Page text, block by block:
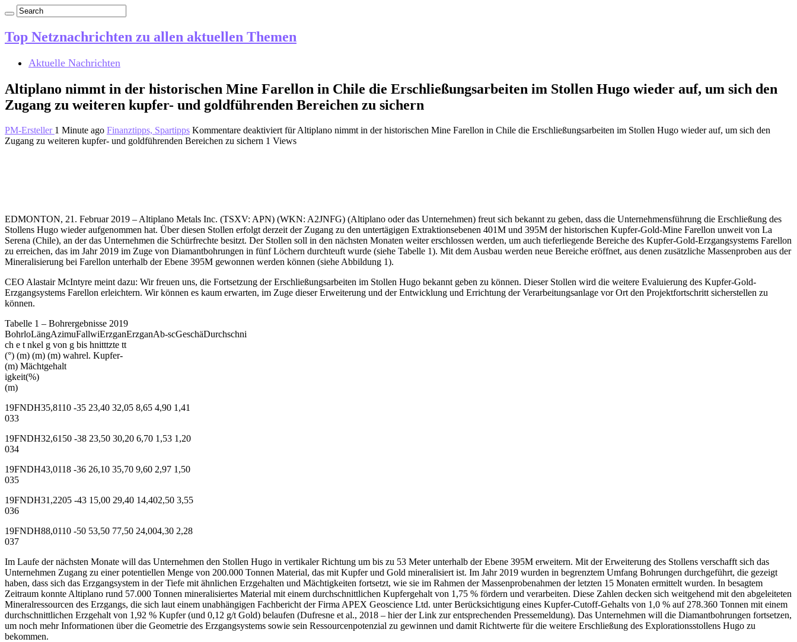
Top Netznachrichten zu allen aktuellen Themen
Aktuelle Nachrichten
Altiplano nimmt in der historischen Mine Farellon in Chile die Erschließungsarbeiten im Stollen Hugo wieder auf, um sich den
Zugang zu weiteren kupfer- und goldführenden Bereichen zu sichern
PM-Ersteller 1 Minute ago Finanztipps, Spartipps Kommentare deaktiviert für Altiplano nimmt in der historischen Mine Farellon in Chile die Erschließungsarbeiten im Stollen Hugo wieder auf, um sich den
Zugang zu weiteren kupfer- und goldführenden Bereichen zu sichern 1 Views
EDMONTON, 21. Februar 2019 – Altiplano Metals Inc. (TSXV: APN) (WKN: A2JNFG) (Altiplano oder das Unternehmen) freut sich bekannt zu geben, dass die Unternehmensführung die Erschließung des
Stollens Hugo wieder aufgenommen hat. Über diesen Stollen erfolgt derzeit der Zugang zu den untertägigen Extraktionsebenen 401M und 395M der historischen Kupfer-Gold-Mine Farellon unweit von La
Serena (Chile), an der das Unternehmen die Schürfrechte besitzt. Der Stollen soll in den nächsten Monaten weiter erschlossen werden, um auch tieferliegende Bereiche des Kupfer-Gold-Erzgangsystems Farellon
zu erreichen, das im Jahr 2019 im Zuge von Diamantbohrungen in fünf Löchern durchteuft wurde (siehe Tabelle 1). Mit dem Ausbau werden neue Bereiche eröffnet, aus denen zusätzliche Massenproben aus der
Mineralisierung bei Farellon unterhalb der Ebene 395M gewonnen werden können (siehe Abbildung 1).
CEO Alastair McIntyre meint dazu: Wir freuen uns, die Fortsetzung der Erschließungsarbeiten im Stollen Hugo bekannt geben zu können. Dieser Stollen wird die weitere Evaluierung des Kupfer-Gold-
Erzgangsystems Farellon erleichtern. Wir können es kaum erwarten, im Zuge dieser Erweiterung und der Entwicklung und Errichtung der Verarbeitungsanlage vor Ort den Projektfortschritt sicherstellen zu
können.
Tabelle 1 – Bohrergebnisse 2019
BohrloLängAzimuFallwiErzganErzganAb-scGeschäDurchschni
ch e t nkel g von g bis hnitttzte tt
(°) (m) (m) (m) wahrel. Kupfer-
(m) Mächtgehalt
igkeit(%)
(m)
19FNDH35,8110 -35 23,40 32,05 8,65 4,90 1,41
033
19FNDH32,6150 -38 23,50 30,20 6,70 1,53 1,20
034
19FNDH43,0118 -36 26,10 35,70 9,60 2,97 1,50
035
19FNDH31,2205 -43 15,00 29,40 14,402,50 3,55
036
19FNDH88,0110 -50 53,50 77,50 24,004,30 2,28
037
Im Laufe der nächsten Monate will das Unternehmen den Stollen Hugo in vertikaler Richtung um bis zu 53 Meter unterhalb der Ebene 395M erweitern. Mit der Erweiterung des Stollens verschafft sich das
Unternehmen Zugang zu einer potentiellen Menge von 200.000 Tonnen Material, das mit Kupfer und Gold mineralisiert ist. Im Jahr 2019 wurden in begrenztem Umfang Bohrungen durchgeführt, die gezeigt
haben, dass sich das Erzgangsystem in der Tiefe mit ähnlichen Erzgehalten und Mächtigkeiten fortsetzt, wie sie im Rahmen der Massenprobenahmen der letzten 15 Monaten ermittelt wurden. In besagtem
Zeitraum konnte Altiplano rund 57.000 Tonnen mineralisiertes Material mit einem durchschnittlichen Kupfergehalt von 1,75 % fördern und verarbeiten. Diese Zahlen decken sich weitgehend mit den abgeleiteten
Mineralressourcen des Erzgangs, die sich laut einem unabhängigen Fachbericht der Firma APEX Geoscience Ltd. unter Berücksichtigung eines Kupfer-Cutoff-Gehalts von 1,0 % auf 278.360 Tonnen mit einem
durchschnittlichen Erzgehalt von 1,92 % Kupfer (und 0,12 g/t Gold) belaufen (Dufresne et al., 2018 – hier der Link zur entsprechenden Pressemeldung). Das Unternehmen will die Diamantbohrungen fortsetzen,
um noch mehr Informationen über die Geometrie des Erzgangsystems sowie sein Ressourcenpotenzial zu gewinnen und damit Richtwerte für die weitere Erschließung des Explorationsstollens Hugo zu
bekommen.